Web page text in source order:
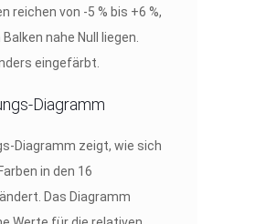
Diagramm
Diagramm zeigt, wie sich
in den 16
Das Diagramm